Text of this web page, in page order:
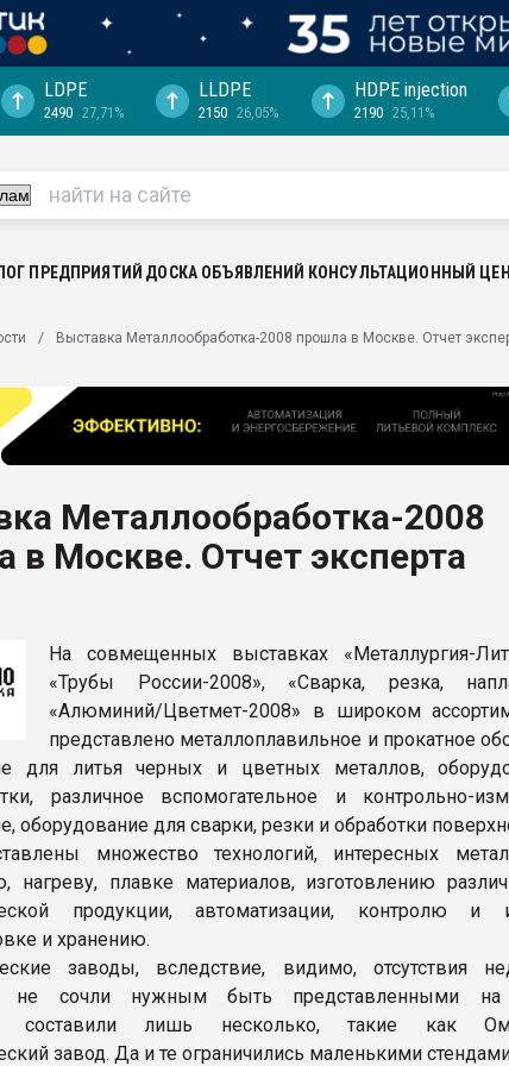
с.-в.
довольна
ПЭТ
для
цвет
LDPE
2490 27,71%
LLDPE
2150 26,05%
HDPE injection
2190 25,11%
ПРЕДПРИЯТИЙ ДОСКА ОБЪЯВЛЕНИЙ КОНСУЛЬТАЦИОННЫЙ
Выставка Металлообработка-2008 прошла в Москве. Отчет
Металлообработка-2008
в Москве. Отчет эксперта
На совмещенных выставках «Металлургия-
«Трубы России-2008», «Сварка, резка,
«Алюминий/Цветмет-2008» в широком
представлено металлоплавильное и прокатное
для литья черных и цветных металлов,
различное вспомогательное и контрольно-
оборудование для сварки, резки и обработки
множество технологий, интересных
нагреву, плавке материалов, изготовлению
продукции, автоматизации, контролю и
и хранению.
заводы, вследствие, видимо, отсутствия
не сочли нужным быть представленными на
составили лишь несколько, такие как
завод. Да и те ограничились маленькими